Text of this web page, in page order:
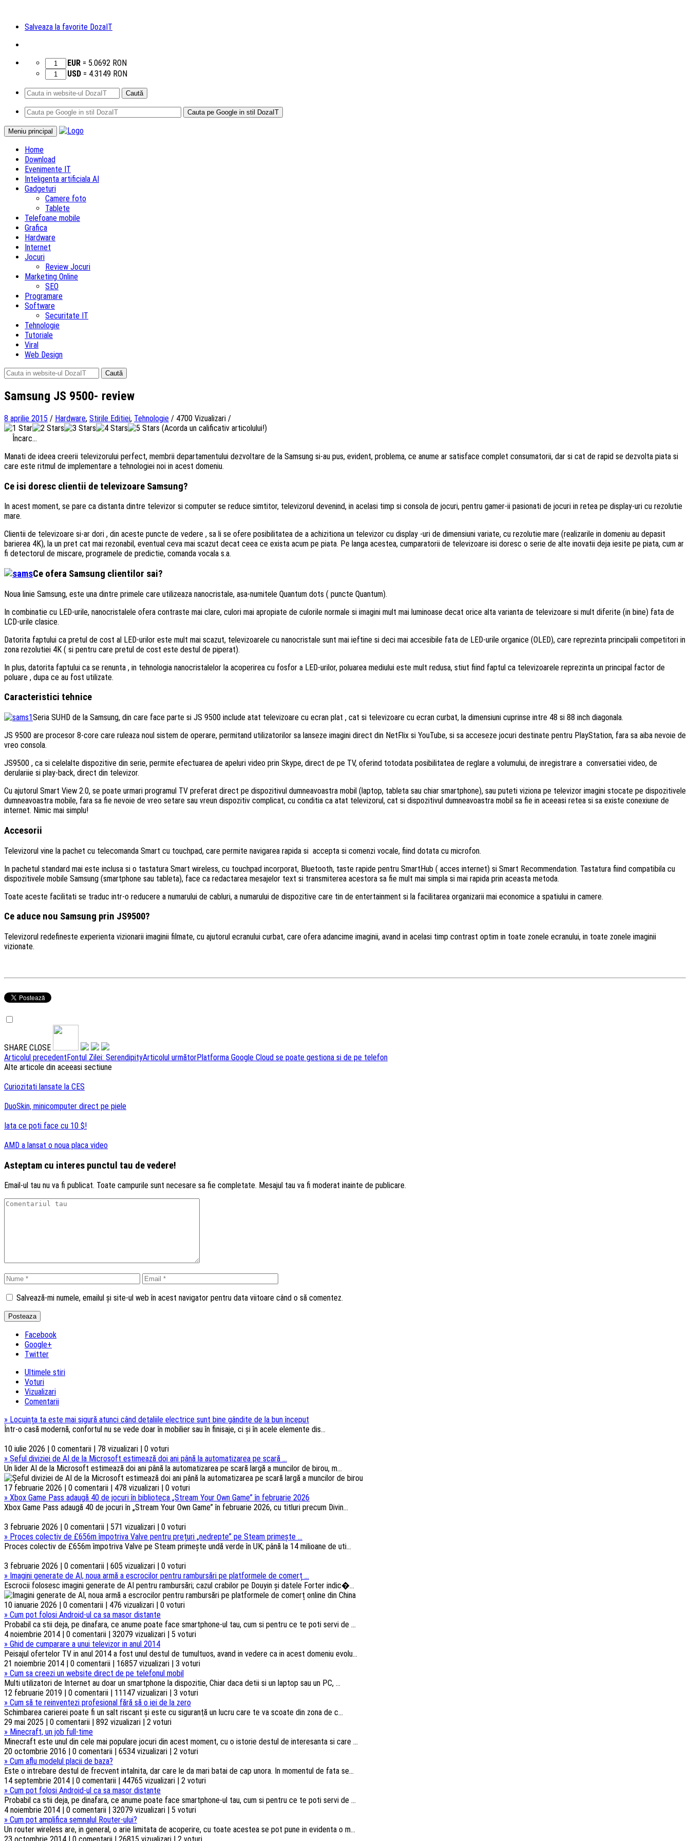
Salveaza la favorite DozaIT
EUR = 5.0692 RON
USD = 4.3149 RON
Caută
după:
Meniu principal
Sari
Home
Download
Evenimente IT
Inteligenta artificiala AI
Gadgeturi
Camere foto
Tablete
Telefoane mobile
Grafica
Hardware
Internet
Jocuri
Review Jocuri
Marketing Online
SEO
Programare
Software
Securitate IT
Tehnologie
Tutoriale
Viral
Web Design
Caută
după:
Samsung JS 9500- review
8 aprilie 2015 / Hardware, Stirile Editiei, Tehnologie / 4700 Vizualizari /
(Acorda un calificativ articolului!)
Încarc...
Manati de ideea creerii televizorului perfect, membrii departamentului dezvoltare de la Samsung si-au pus, evident, problema, ce anume ar satisface complet consumatorii, dar si cat de rapid se dezvolta piata si
care este ritmul de implementare a tehnologiei noi in acest domeniu.
Ce isi doresc clientii de televizoare Samsung?
In acest moment, se pare ca distanta dintre televizor si computer se reduce simtitor, televizorul devenind, in acelasi timp si consola de jocuri, pentru gamer-ii pasionati de jocuri in retea pe display-uri cu rezolutie
mare.
Clientii de televizoare si-ar dori , din aceste puncte de vedere , sa li se ofere posibilitatea de a achizitiona un televizor cu display -uri de dimensiuni variate, cu rezolutie mare (realizarile in domeniu au depasit
barierea 4K), la un pret cat mai rezonabil, eventual ceva mai scazut decat ceea ce exista acum pe piata. Pe langa acestea, cumparatorii de televizoare isi doresc o serie de alte inovatii deja iesite pe piata, cum ar
fi detectorul de miscare, programele de predictie, comanda vocala s.a.
Ce ofera Samsung clientilor sai?
Noua linie Samsung, este una dintre primele care utilizeaza nanocristale, asa-numitele Quantum dots ( puncte Quantum).
In combinatie cu LED-urile, nanocristalele ofera contraste mai clare, culori mai apropiate de culorile normale si imagini mult mai luminoase decat orice alta varianta de televizoare si mult diferite (in bine) fata de
LCD-urile clasice.
Datorita faptului ca pretul de cost al LED-urilor este mult mai scazut, televizoarele cu nanocristale sunt mai ieftine si deci mai accesibile fata de LED-urile organice (OLED), care reprezinta principalii competitori in
zona rezolutiei 4K ( si pentru care pretul de cost este destul de piperat).
In plus, datorita faptului ca se renunta , in tehnologia nanocristalelor la acoperirea cu fosfor a LED-urilor, poluarea mediului este mult redusa, stiut fiind faptul ca televizoarele reprezinta un principal factor de
poluare , dupa ce au fost utilizate.
Caracteristici tehnice
Seria SUHD de la Samsung, din care face parte si JS 9500 include atat televizoare cu ecran plat , cat si televizoare cu ecran curbat, la dimensiuni cuprinse intre 48 si 88 inch diagonala.
JS 9500 are procesor 8-core care ruleaza noul sistem de operare, permitand utilizatorilor sa lanseze imagini direct din NetFlix si YouTube, si sa acceseze jocuri destinate pentru PlayStation, fara sa aiba nevoie de
vreo consola.
JS9500 , ca si celelalte dispozitive din serie, permite efectuarea de apeluri video prin Skype, direct de pe TV, oferind totodata posibilitatea de reglare a volumului, de inregistrare a conversatiei video, de
derulariie si play-back, direct din televizor.
Cu ajutorul Smart View 2.0, se poate urmari programul TV preferat direct pe dispozitivul dumneavoastra mobil (laptop, tableta sau chiar smartphone), sau puteti viziona pe televizor imagini stocate pe dispozitivele
dumneavoastra mobile, fara sa fie nevoie de vreo setare sau vreun dispozitiv complicat, cu conditia ca atat televizorul, cat si dispozitivul dumneavoastra mobil sa fie in aceeasi retea si sa existe conexiune de
internet. Nimic mai simplu!
Accesorii
Televizorul vine la pachet cu telecomanda Smart cu touchpad, care permite navigarea rapida si accepta si comenzi vocale, fiind dotata cu microfon.
In pachetul standard mai este inclusa si o tastatura Smart wireless, cu touchpad incorporat, Bluetooth, taste rapide pentru SmartHub ( acces internet) si Smart Recommendation. Tastatura fiind compatibila cu
dispozitivele mobile Samsung (smartphone sau tableta), face ca redactarea mesajelor text si transmiterea acestora sa fie mult mai simpla si mai rapida prin aceasta metoda.
Toate aceste facilitati se traduc intr-o reducere a numarului de cabluri, a numarului de dispozitive care tin de entertainment si la facilitarea organizarii mai economice a spatiului in camere.
Ce aduce nou Samsung prin JS9500?
Televizorul redefineste experienta vizionarii imaginii filmate, cu ajutorul ecranului curbat, care ofera adancime imaginii, avand in acelasi timp contrast optim in toate zonele ecranului, in toate zonele imaginii
vizionate.
SHARE CLOSE
Navigare
articole
Articolul precedentFontul Zilei: SerendipityArticolul următorPlatforma Google Cloud se poate gestiona si de pe telefon
Alte articole din aceeasi sectiune
Curiozitati lansate la CES
DuoSkin, minicomputer direct pe piele
Iata ce poti face cu 10 $!
AMD a lansat o noua placa video
Asteptam cu interes punctul tau de vedere!
Email-ul tau nu va fi publicat. Toate campurile sunt necesare sa fie completate. Mesajul tau va fi moderat inainte de publicare.
Salvează-mi numele, emailul și site-ul web în acest navigator pentru data viitoare când o să comentez.
Facebook
Google+
Twitter
Ultimele stiri
Voturi
Vizualizari
Comentarii
» Locuința ta este mai sigură atunci când detaliile electrice sunt bine gândite de la bun început
Într-o casă modernă, confortul nu se vede doar în mobilier sau în finisaje, ci și în acele elemente dis...
10 iulie 2026 | 0 comentarii | 78 vizualizari | 0 voturi
» Șeful diviziei de AI de la Microsoft estimează doi ani până la automatizarea pe scară ...
Un lider AI de la Microsoft estimează doi ani până la automatizarea pe scară largă a muncilor de birou, m...
17 februarie 2026 | 0 comentarii | 478 vizualizari | 0 voturi
» Xbox Game Pass adaugă 40 de jocuri în biblioteca „Stream Your Own Game” în februarie 2026
Xbox Game Pass adaugă 40 de jocuri în „Stream Your Own Game” în februarie 2026, cu titluri precum Divin...
3 februarie 2026 | 0 comentarii | 571 vizualizari | 0 voturi
» Proces colectiv de £656m împotriva Valve pentru prețuri „nedrepte” pe Steam primește ...
Proces colectiv de £656m împotriva Valve pe Steam primește undă verde în UK; până la 14 milioane de uti...
3 februarie 2026 | 0 comentarii | 605 vizualizari | 0 voturi
» Imagini generate de AI, noua armă a escrocilor pentru rambursări pe platformele de comerț ...
Escrocii folosesc imagini generate de AI pentru rambursări; cazul crabilor pe Douyin și datele Forter indic�...
10 ianuarie 2026 | 0 comentarii | 476 vizualizari | 0 voturi
» Cum pot folosi Android-ul ca sa masor distante
Probabil ca stii deja, pe dinafara, ce anume poate face smartphone-ul tau, cum si pentru ce te poti servi de ...
4 noiembrie 2014 | 0 comentarii | 32079 vizualizari | 5 voturi
» Ghid de cumparare a unui televizor in anul 2014
Peisajul ofertelor TV in anul 2014 a fost unul destul de tumultuos, avand in vedere ca in acest domeniu evolu...
21 noiembrie 2014 | 0 comentarii | 16857 vizualizari | 3 voturi
» Cum sa creezi un website direct de pe telefonul mobil
Multi utilizatori de Internet au doar un smartphone la dispozitie, Chiar daca detii si un laptop sau un PC, ...
12 februarie 2019 | 0 comentarii | 11147 vizualizari | 3 voturi
» Cum să te reinventezi profesional fără să o iei de la zero
Schimbarea carierei poate fi un salt riscant şi este cu siguranţă un lucru care te va scoate din zona de c...
29 mai 2025 | 0 comentarii | 892 vizualizari | 2 voturi
» Minecraft, un job full-time
Minecraft este unul din cele mai populare jocuri din acest moment, cu o istorie destul de interesanta si care ...
20 octombrie 2016 | 0 comentarii | 6534 vizualizari | 2 voturi
» Cum aflu modelul placii de baza?
Este o intrebare destul de frecvent intalnita, dar care le da mari batai de cap unora. In momentul de fata se...
14 septembrie 2014 | 0 comentarii | 44765 vizualizari | 2 voturi
» Cum pot folosi Android-ul ca sa masor distante
Probabil ca stii deja, pe dinafara, ce anume poate face smartphone-ul tau, cum si pentru ce te poti servi de ...
4 noiembrie 2014 | 0 comentarii | 32079 vizualizari | 5 voturi
» Cum pot amplifica semnalul Router-ului?
Un router wireless are, in general, o arie limitata de acoperire, cu toate acestea se pot pune in evidenta o m...